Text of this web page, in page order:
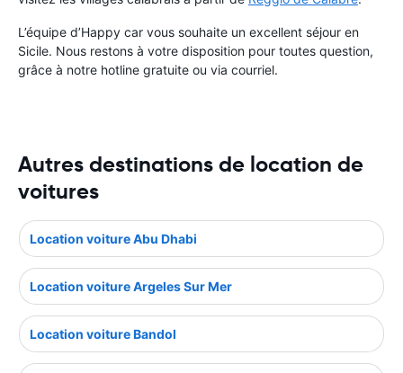
L’équipe d’Happy car vous souhaite un excellent séjour en
Sicile. Nous restons à votre disposition pour toutes question,
grâce à notre hotline gratuite ou via courriel.
Autres destinations de location de
voitures
Location voiture Abu Dhabi
Location voiture Argeles Sur Mer
Location voiture Bandol